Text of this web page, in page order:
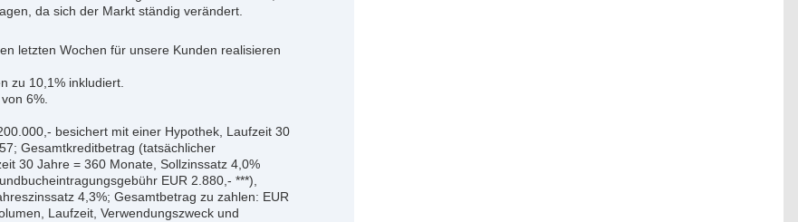
da sich der Markt ständig verändert.
letzten Wochen für unsere Kunden realisieren
zu 10,1% inkludiert.
6%.
besichert mit einer Hypothek, Laufzeit 30
Gesamtkreditbetrag (tatsächlicher
30 Jahre = 360 Monate, Sollzinssatz 4,0%
EUR 2.880,- ***),
4,3%; Gesamtbetrag zu zahlen: EUR
Laufzeit, Verwendungszweck und